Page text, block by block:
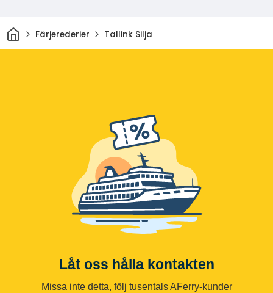
HemFärjerederier Tallink Silja
Låt oss hålla kontakten
Missa inte detta, följ tusentals AFerry-kunder